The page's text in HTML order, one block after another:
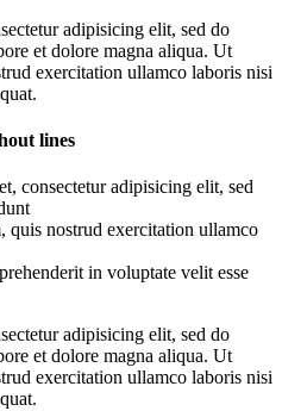
adipisicing elit, sed do
et dolore magna aliqua. Ut
exercitation ullamco laboris nisi
lines
consectetur adipisicing elit, sed
quis nostrud exercitation ullamco
in voluptate velit esse
adipisicing elit, sed do
et dolore magna aliqua. Ut
exercitation ullamco laboris nisi